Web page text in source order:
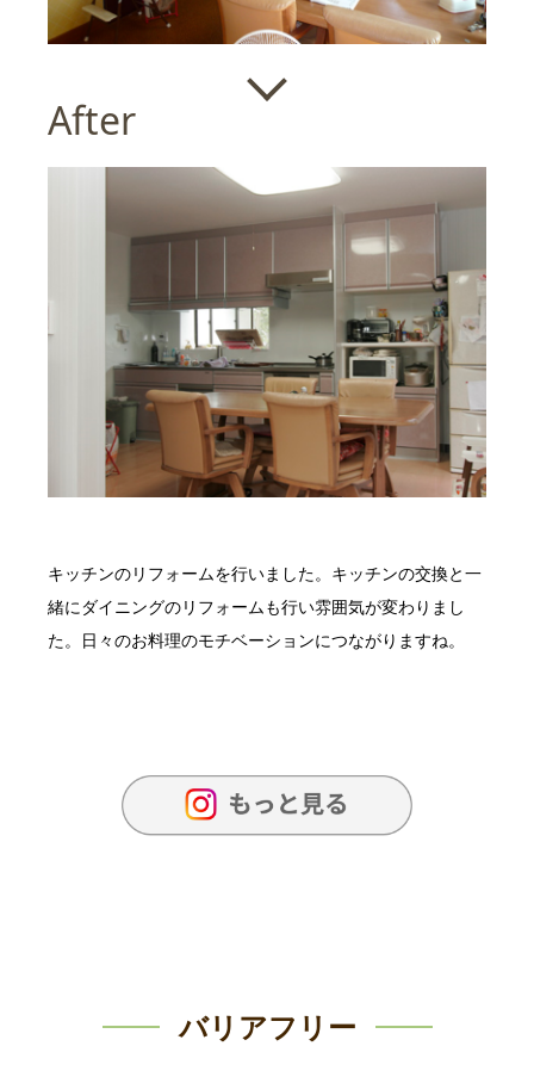
After
キッチンのリフォームを行いました。キッチンの交換と一
緒にダイニングのリフォームも行い雰囲気が変わりまし
た。日々のお料理のモチベーションにつながりますね。
バリアフリー